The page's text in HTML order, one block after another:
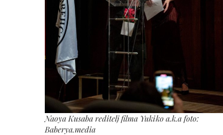
Naoya Kusaba reditelj filma Yukiko a.k.a foto:
Baberya.media